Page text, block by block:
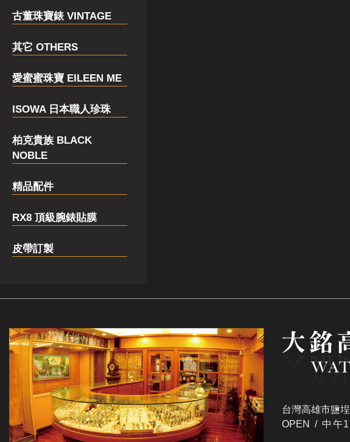
古董珠寶錶 VINTAGE
其它 OTHERS
愛蜜蜜珠寶 EILEEN ME
ISOWA 日本職人珍珠
柏克貴族 BLACK
NOBLE
精品配件
RX8 頂級腕錶貼膜
皮帶訂製
台灣高雄市鹽
OPEN / 中午